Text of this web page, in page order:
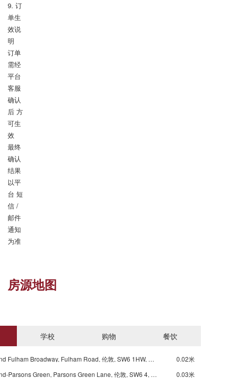
9. 订
单生
效说
明
订单
需经
平台
客服
确认
后 方
可生
效
最终
确认
结果
以平
台 短
信 /
邮件
通知
为准
房源地图
学校 购物 餐饮
Underground Fulham Broadway, Fulham Road, 伦敦, SW6 1HW, 英国
0.02米
Underground-Parsons Green, Parsons Green Lane, 伦敦, SW6 4, 英国
0.03米